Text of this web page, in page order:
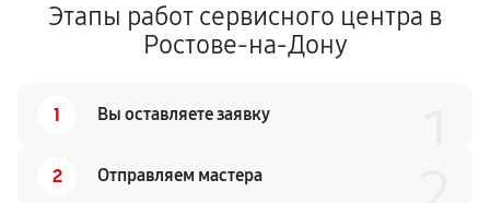
Этапы работ сервисного центра в
Ростове-на-Дону
1 Вы оставляете заявку
2 Отправляем мастера